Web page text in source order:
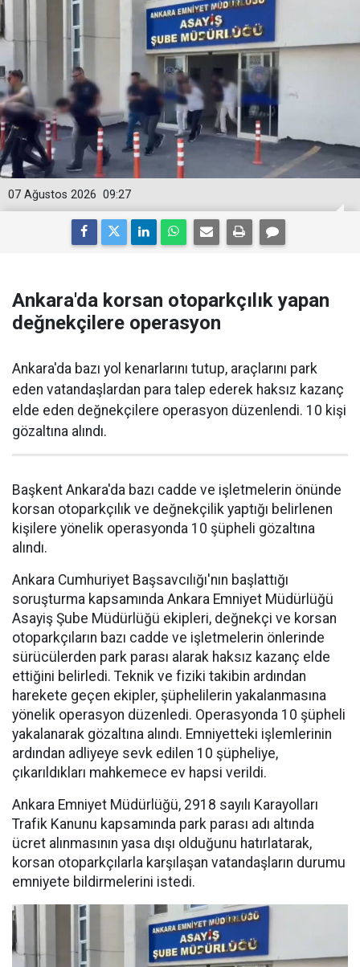
09:27
07 Ağustos 2026
Ankara'da korsan otoparkçılık yapan
değnekçilere operasyon
Ankara'da bazı yol kenarlarını tutup, araçlarını park
eden vatandaşlardan para talep ederek haksız kazanç
elde eden değnekçilere operasyon düzenlendi. 10 kişi
gözaltına alındı.
Başkent Ankara'da bazı cadde ve işletmelerin önünde
korsan otoparkçılık ve değnekçilik yaptığı belirlenen
kişilere yönelik operasyonda 10 şüpheli gözaltına
alındı.
Ankara Cumhuriyet Başsavcılığı'nın başlattığı
soruşturma kapsamında Ankara Emniyet Müdürlüğü
Asayiş Şube Müdürlüğü ekipleri, değnekçi ve korsan
otoparkçıların bazı cadde ve işletmelerin önlerinde
sürücülerden park parası alarak haksız kazanç elde
ettiğini belirledi. Teknik ve fiziki takibin ardından
harekete geçen ekipler, şüphelilerin yakalanmasına
yönelik operasyon düzenledi. Operasyonda 10 şüpheli
yakalanarak gözaltına alındı. Emniyetteki işlemlerinin
ardından adliyeye sevk edilen 10 şüpheliye,
çıkarıldıkları mahkemece ev hapsi verildi.
Ankara Emniyet Müdürlüğü, 2918 sayılı Karayolları
Trafik Kanunu kapsamında park parası adı altında
ücret alınmasının yasa dışı olduğunu hatırlatarak,
korsan otoparkçılarla karşılaşan vatandaşların durumu
emniyete bildirmelerini istedi.